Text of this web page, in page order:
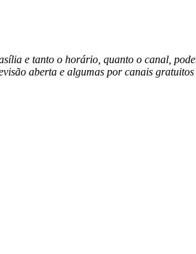
e tanto o horário, quanto o canal,
aberta e algumas por canais